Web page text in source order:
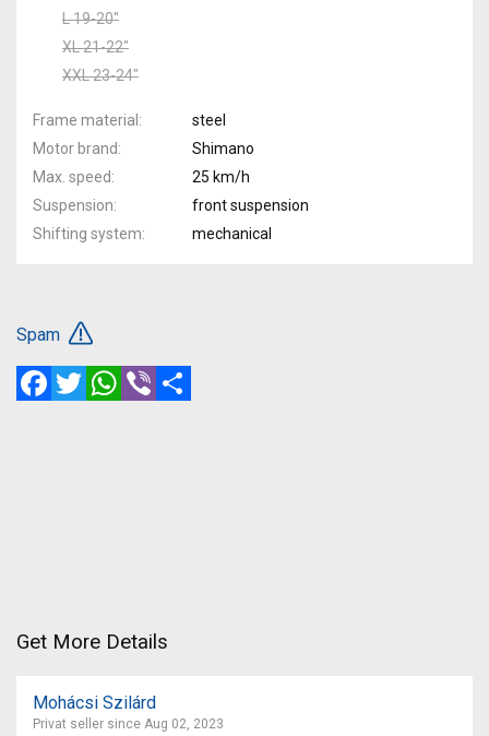
L 19-20"
XL 21-22"
XXL 23-24"
Frame material
steel
Motor brand
Shimano
Max. speed
25 km/h
Suspension
front suspension
Shifting system
mechanical
Spam
FacebookTwitterWhatsApp
Viber
Get More Details
Mohácsi Szilárd
Privat seller since Aug 02, 2023